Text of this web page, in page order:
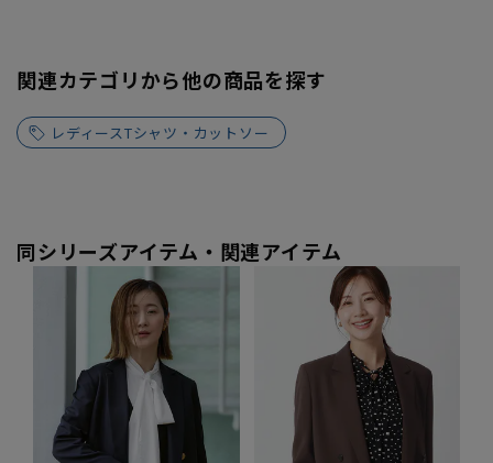
関連カテゴリから他の商品を探す
レディースTシャツ・カットソー
同シリーズアイテム・関連アイテム